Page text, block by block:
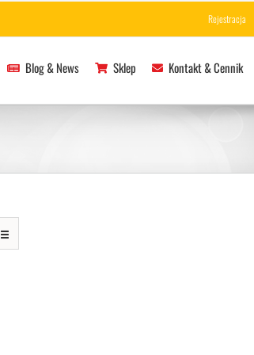
Rejestracja
Blog & News Sklep Kontakt & Cennik